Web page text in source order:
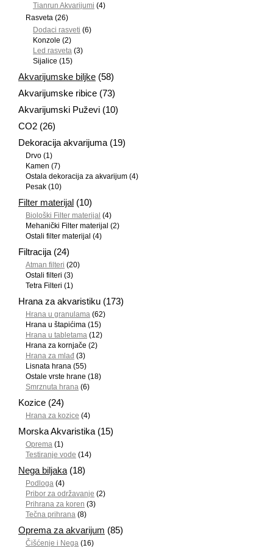
Tianrun Akvarijumi (4)
Rasveta (26)
Dodaci rasveti (6)
Konzole (2)
Led rasveta (3)
Sijalice (15)
Akvarijumske biljke (58)
Akvarijumske ribice (73)
Akvarijumski Puževi (10)
CO2 (26)
Dekoracija akvarijuma (19)
Drvo (1)
Kamen (7)
Ostala dekoracija za akvarijum (4)
Pesak (10)
Filter materijal (10)
Biološki Filter materijal (4)
Mehanički Filter materijal (2)
Ostali filter materijal (4)
Filtracija (24)
Atman filteri (20)
Ostali filteri (3)
Tetra Filteri (1)
Hrana za akvaristiku (173)
Hrana u granulama (62)
Hrana u štapićima (15)
Hrana u tabletama (12)
Hrana za kornjače (2)
Hrana za mlađ (3)
Lisnata hrana (55)
Ostale vrste hrane (18)
Smrznuta hrana (6)
Kozice (24)
Hrana za kozice (4)
Morska Akvaristika (15)
Oprema (1)
Testiranje vode (14)
Nega biljaka (18)
Podloga (4)
Pribor za održavanje (2)
Prihrana za koren (3)
Tečna prihrana (8)
Oprema za akvarijum (85)
Čišćenje i Nega (16)